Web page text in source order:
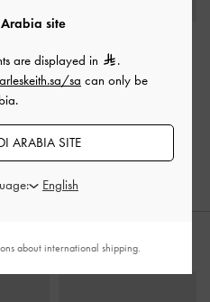
الحزام المطبوع-وردي
site
are displayed in
.
sa can only be
ARABIA SITE
about international shipping.